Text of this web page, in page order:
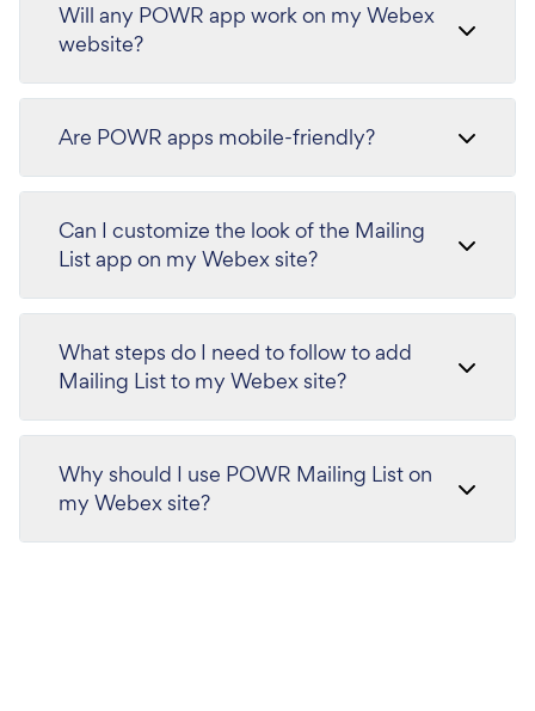
Will any POWR app work on my Webex
website?
Are POWR apps mobile-friendly?
Can I customize the look of the Mailing
List app on my Webex site?
What steps do I need to follow to add
Mailing List to my Webex site?
Why should I use POWR Mailing List on
my Webex site?